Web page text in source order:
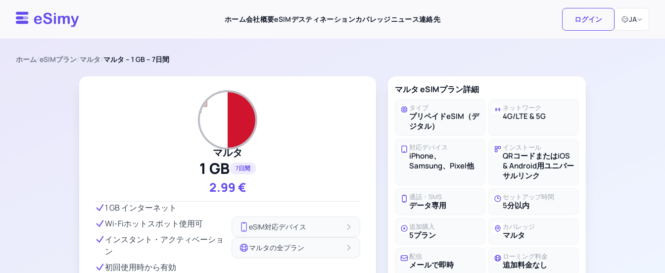
Esimy ホーム会社概要eSIMデスティネーションカバレッジニュース連絡先 ログイン JA
言語選択
ホーム/eSIMプラン/マルタ/マルタ – 1 GB – 7日間
マルタ
1 GB 7日間
2.99€
1 GB インターネット
Wi-Fiホットスポット使用可
インスタント・アクティベーショ
ン
初回使用時から有効
eSIM対応デバイス
マルタの全プラン
マルタ eSIMプラン詳細
タイプ
プリペイドeSIM（デ
ジタル）
ネットワーク
4G/LTE & 5G
対応デバイス
iPhone、
Samsung、Pixel他
インストール
QRコードまたはiOS
& Android用ユニバー
サルリンク
通話・SMS
データ専用
セットアップ時間
5分以内
追加購入
5プラン
カバレッジ
マルタ
配信
メールで即時
ローミング料金
追加料金なし